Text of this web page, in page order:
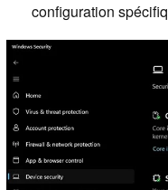
configuration